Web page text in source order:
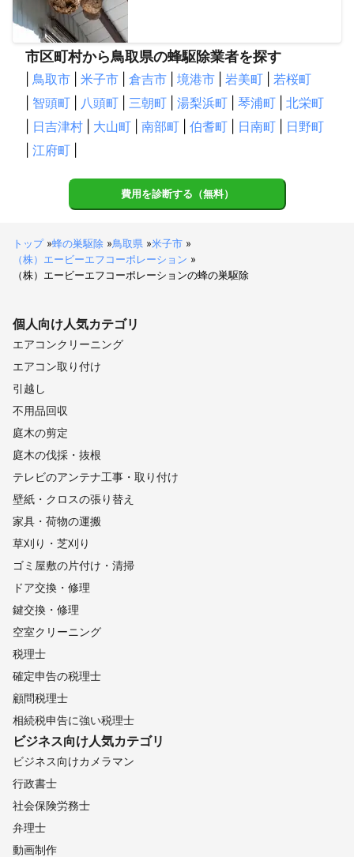
市区町村から鳥取県の蜂駆除業者を探す
鳥取市 米子市 倉吉市 境港市 岩美町
若桜町
智頭町 八頭町 三朝町 湯梨浜町 琴浦町
北栄町
日吉津村 大山町 南部町 伯耆町 日南町
日野町
江府町
費用を診断する（無料）
トップ»蜂の巣駆除 »鳥取県 »米子市 »
（株）エービーエフコーポレーション »
（株）エービーエフコーポレーションの蜂の巣駆除
個人向け人気カテゴリ
エアコンクリーニング
エアコン取り付け
引越し
不用品回収
庭木の剪定
庭木の伐採・抜根
テレビのアンテナ工事・取り付け
壁紙・クロスの張り替え
家具・荷物の運搬
草刈り・芝刈り
ゴミ屋敷の片付け・清掃
ドア交換・修理
鍵交換・修理
空室クリーニング
税理士
確定申告の税理士
顧問税理士
相続税申告に強い税理士
ビジネス向け人気カテゴリ
ビジネス向けカメラマン
行政書士
社会保険労務士
弁理士
動画制作